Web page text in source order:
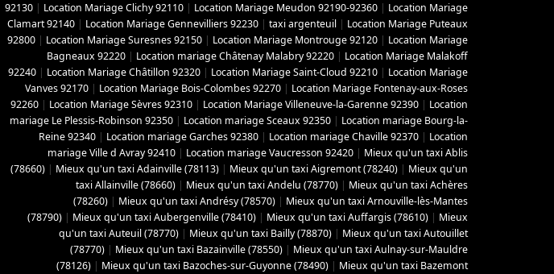
92130 | Location Mariage Clichy 92110 | Location Mariage Meudon 92190-92360 | Location Mariage
Clamart 92140 | Location Mariage Gennevilliers 92230 | taxi argenteuil | Location Mariage Puteaux
92800 | Location Mariage Suresnes 92150 | Location Mariage Montrouge 92120 | Location Mariage
Bagneaux 92220 | Location mariage Châtenay Malabry 92220 | Location Mariage Malakoff
92240 | Location Mariage Châtillon 92320 | Location Mariage Saint-Cloud 92210 | Location Mariage
Vanves 92170 | Location Mariage Bois-Colombes 92270 | Location Mariage Fontenay-aux-Roses
92260 | Location Mariage Sèvres 92310 | Location Mariage Villeneuve-la-Garenne 92390 | Location
mariage Le Plessis-Robinson 92350 | Location mariage Sceaux 92350 | Location mariage Bourg-la-
Reine 92340 | Location mariage Garches 92380 | Location mariage Chaville 92370 | Location
mariage Ville d Avray 92410 | Location mariage Vaucresson 92420 | Mieux qu'un taxi Ablis
(78660) | Mieux qu'un taxi Adainville (78113) | Mieux qu'un taxi Aigremont (78240) | Mieux qu'un
taxi Allainville (78660) | Mieux qu'un taxi Andelu (78770) | Mieux qu'un taxi Achères
(78260) | Mieux qu'un taxi Andrésy (78570) | Mieux qu'un taxi Arnouville-lès-Mantes
(78790) | Mieux qu'un taxi Aubergenville (78410) | Mieux qu'un taxi Auffargis (78610) | Mieux
qu'un taxi Auteuil (78770) | Mieux qu'un taxi Bailly (78870) | Mieux qu'un taxi Autouillet
(78770) | Mieux qu'un taxi Bazainville (78550) | Mieux qu'un taxi Aulnay-sur-Mauldre
(78126) | Mieux qu'un taxi Bazoches-sur-Guyonne (78490) | Mieux qu'un taxi Bazemont